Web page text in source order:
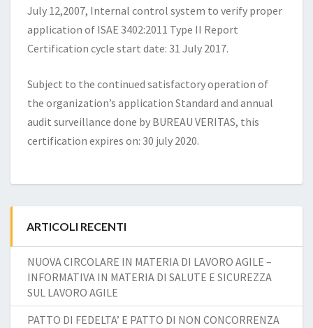
July 12,2007, Internal control system to verify proper
application of ISAE 3402:2011 Type II Report
Certification cycle start date: 31 July 2017.
Subject to the continued satisfactory operation of
the organization’s application Standard and annual
audit surveillance done by BUREAU VERITAS, this
certification expires on: 30 july 2020.
ARTICOLI RECENTI
NUOVA CIRCOLARE IN MATERIA DI LAVORO AGILE –
INFORMATIVA IN MATERIA DI SALUTE E SICUREZZA
SUL LAVORO AGILE
PATTO DI FEDELTA’ E PATTO DI NON CONCORRENZA